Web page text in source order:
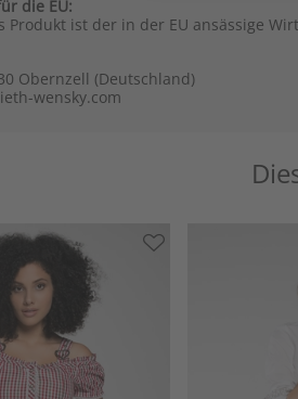
die EU:
ist der in der EU ansässige
Obernzell (Deutschland)
wensky.com